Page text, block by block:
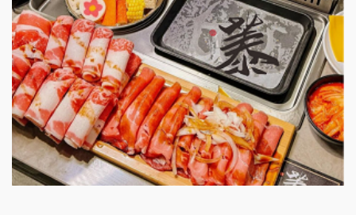
明石章魚燒加盟說明會
出櫃加盟說明會
千香漢堡加盟說明會
七盞茶加盟說明會
拉亞漢堡加盟說明會